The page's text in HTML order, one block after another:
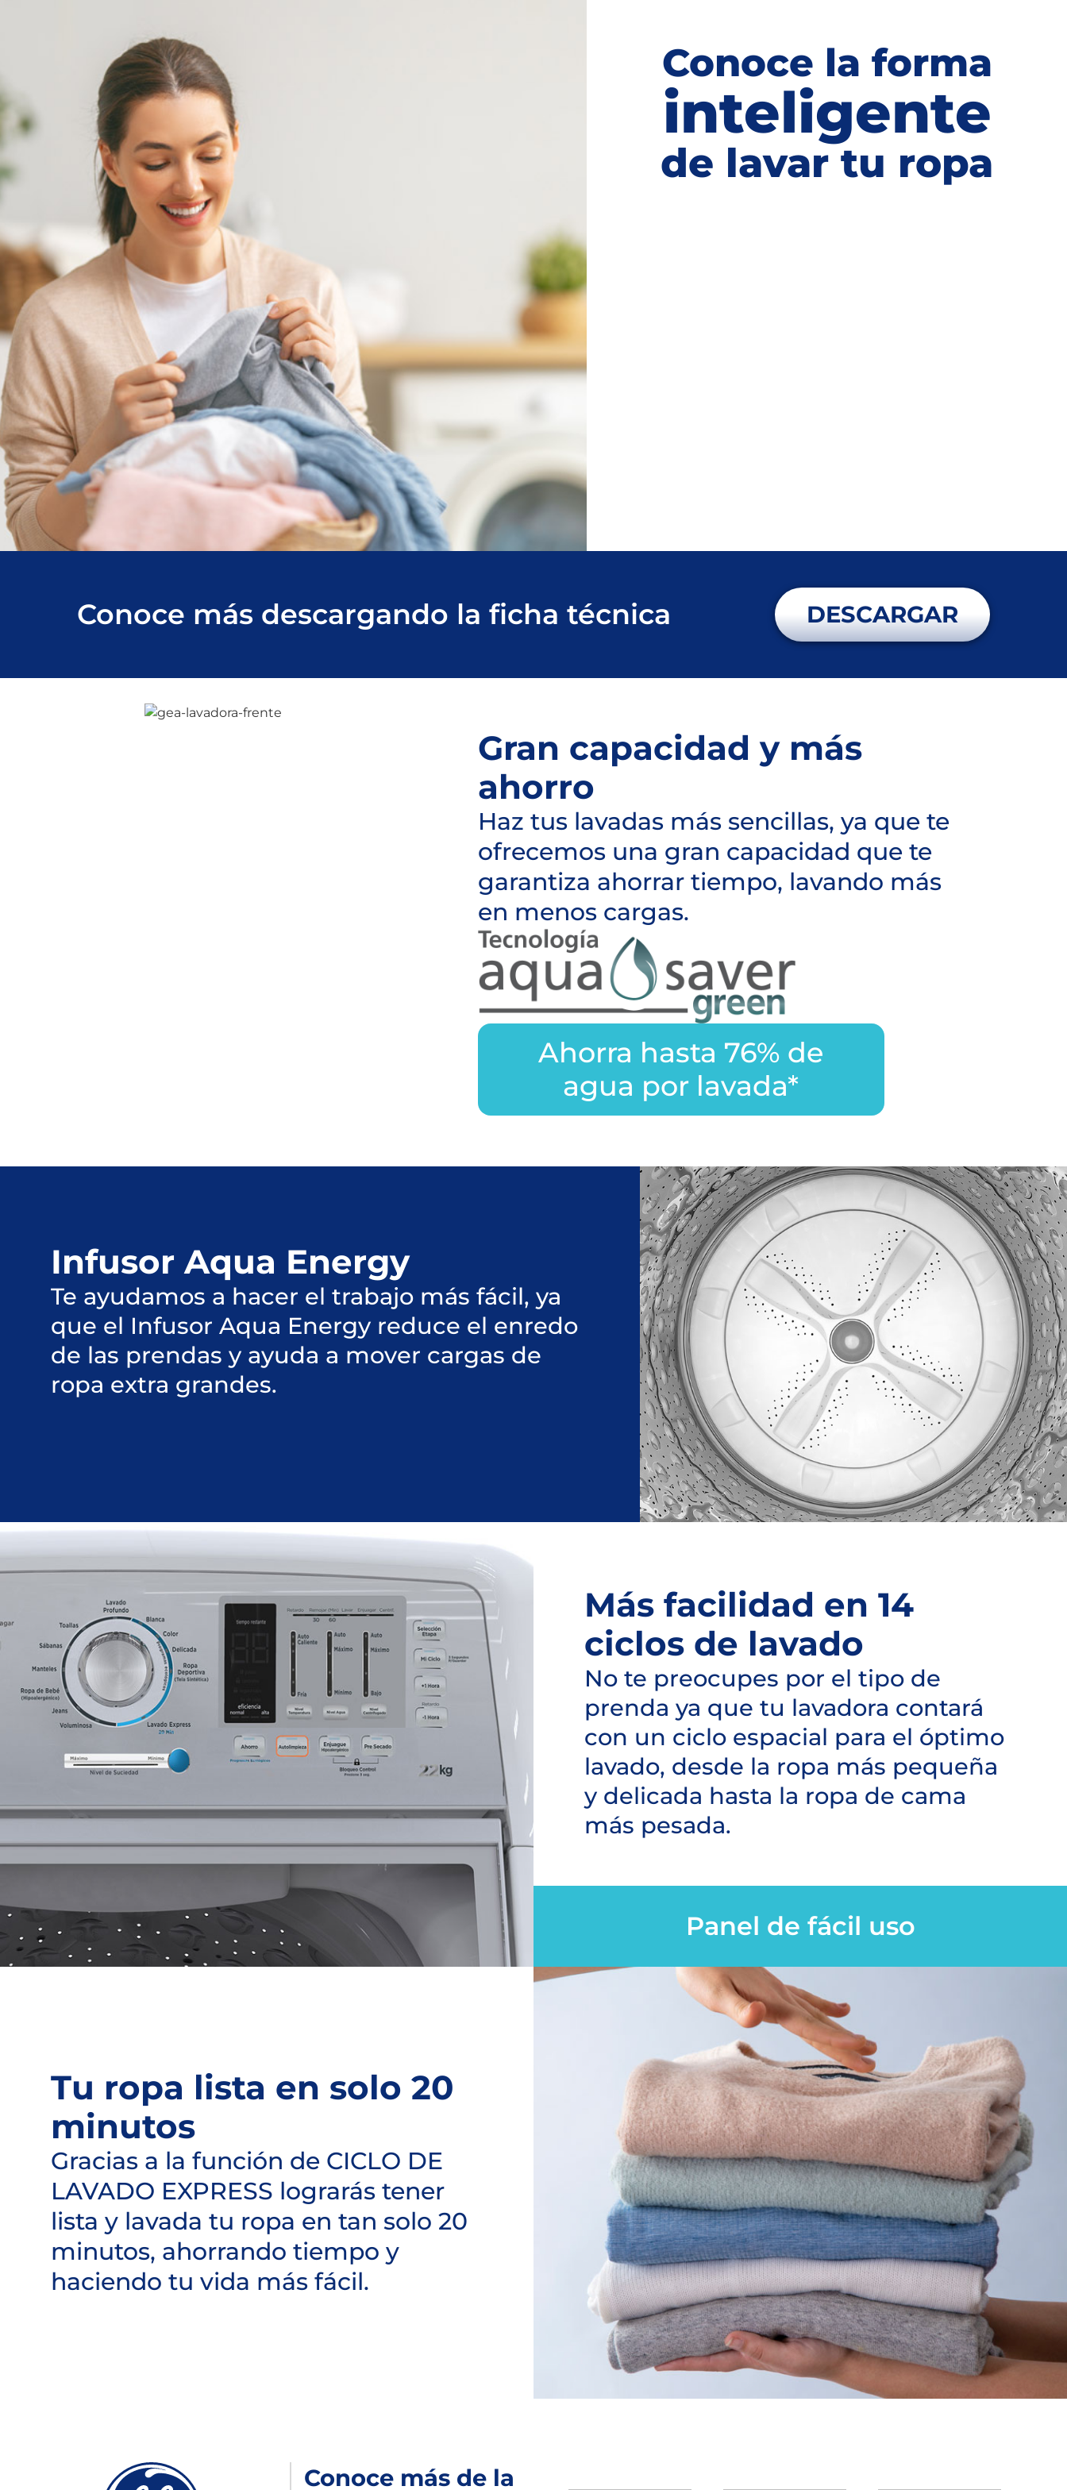
Conoce la forma
inteligente
de lavar tu ropa
Conoce más descargando la ficha técnica DESCARGAR
Gran capacidad y más
ahorro
Haz tus lavadas más sencillas, ya que te
ofrecemos una gran capacidad que te
garantiza ahorrar tiempo, lavando más
en menos cargas.
Ahorra hasta 76% de
agua por lavada*
Infusor Aqua Energy
Te ayudamos a hacer el trabajo más fácil, ya
que el Infusor Aqua Energy reduce el enredo
de las prendas y ayuda a mover cargas de
ropa extra grandes.
Más facilidad en 14
ciclos de lavado
No te preocupes por el tipo de
prenda ya que tu lavadora contará
con un ciclo espacial para el óptimo
lavado, desde la ropa más pequeña
y delicada hasta la ropa de cama
más pesada.
Panel de fácil uso
Tu ropa lista en solo 20
minutos
Gracias a la función de CICLO DE
LAVADO EXPRESS lograrás tener
lista y lavada tu ropa en tan solo 20
minutos, ahorrando tiempo y
haciendo tu vida más fácil.
Conoce más de la